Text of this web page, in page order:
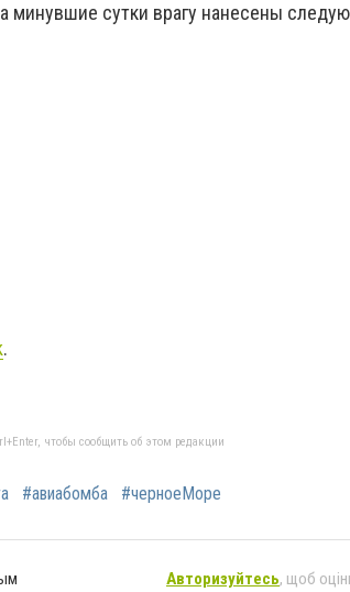
минувшие сутки врагу нанесены
.
чтобы сообщить об этом редакции
#авиабомба #черноеМоре
Авторизуйтесь, щоб